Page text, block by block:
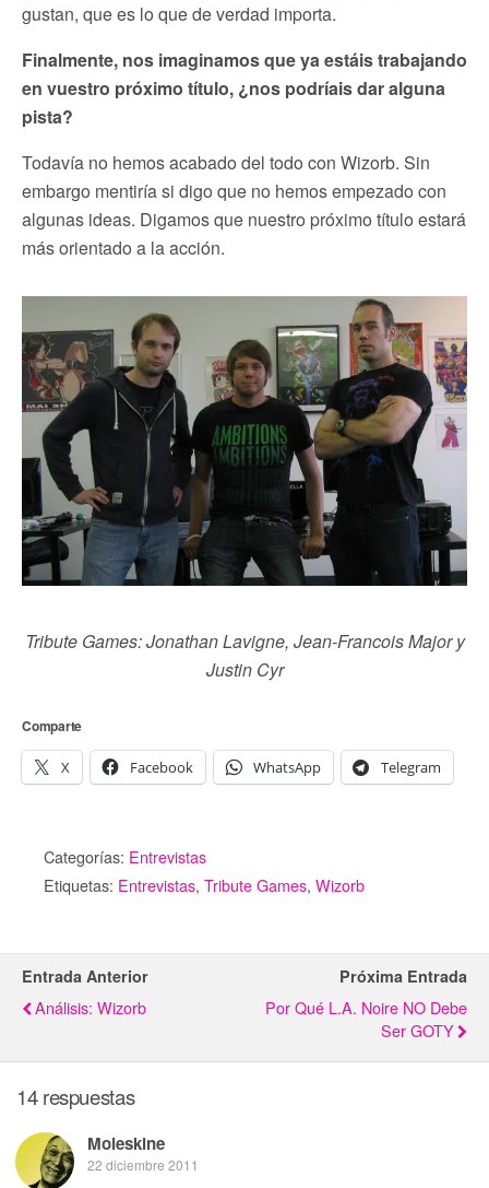
gustan, que es lo que de verdad importa.
Finalmente, nos imaginamos que ya estáis trabajando
en vuestro próximo título, ¿nos podríais dar alguna
pista?
Todavía no hemos acabado del todo con Wizorb. Sin
embargo mentiría si digo que no hemos empezado con
algunas ideas. Digamos que nuestro próximo título estará
más orientado a la acción.
Tribute Games: Jonathan Lavigne, Jean-Francois Major y
Justin Cyr
Comparte
X Facebook WhatsApp Telegram
Categorías: Entrevistas
Etiquetas: Entrevistas, Tribute Games, Wizorb
Entrada Anterior
Análisis: Wizorb
Próxima Entrada
Por Qué L.A. Noire NO Debe
Ser GOTY
14 respuestas
Moleskine
22 diciembre 2011